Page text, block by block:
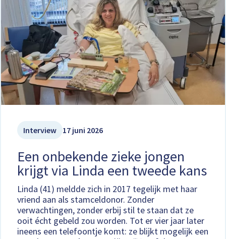
Interview 17 juni 2026
Een onbekende zieke jongen
krijgt via Linda een tweede kans
Linda (41) meldde zich in 2017 tegelijk met haar
vriend aan als stamceldonor. Zonder
verwachtingen, zonder erbij stil te staan dat ze
ooit écht gebeld zou worden. Tot er vier jaar later
ineens een telefoontje komt: ze blijkt mogelijk een